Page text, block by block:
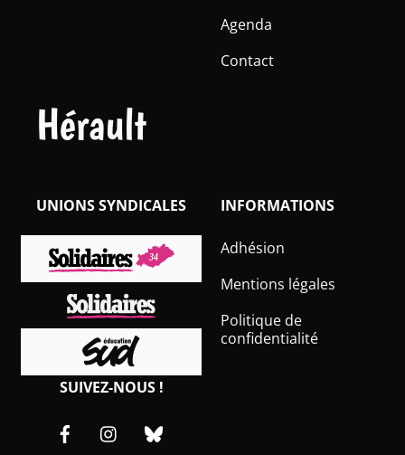
Hérault
Agenda
Contact
INFORMATIONS
Adhésion
Mentions légales
Politique de
confidentialité
SUIVEZ-NOUS !
FacebookInstagram
UNIONS SYNDICALES